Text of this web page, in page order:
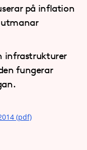
på inflation
infrastrukturer
fungerar
(pdf)